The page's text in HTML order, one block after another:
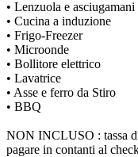
• Lenzuola e asciugamani
• Cucina a induzione
• Frigo-Freezer
• Microonde
• Bollitore elettrico
• Lavatrice
• Asse e ferro da Stiro
• BBQ
NON INCLUSO : tassa
pagare in contanti al